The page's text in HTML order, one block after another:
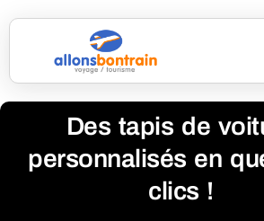
Des tapis de
personnalisés en
clics !